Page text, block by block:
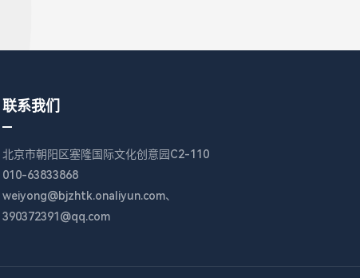
联系我们
北京市朝阳区塞隆国际文化创意园C2-110
010-63833868
weiyong@bjzhtk.onaliyun.com、
390372391@qq.com